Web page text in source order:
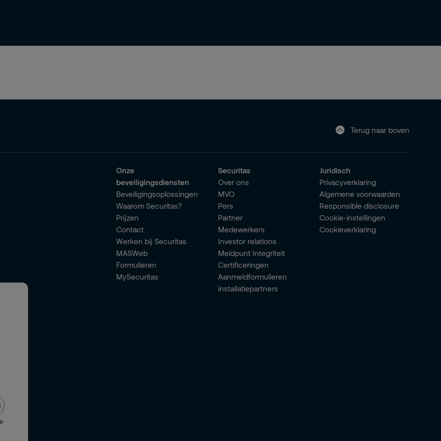
Terug naar boven
Onze
beveiligingsdiensten
Beveiligingsoplossingen
Waarom Securitas?
Prijzen
Contact
Werken bij Securitas
MASWeb
Formulieren
MySecuritas
Securitas
Over ons
MVO
Pers
Partner
Medewerkers
Investor relations
Meldpunt Integriteit
Certificeringen
Aanmeldformulieren
installatiepartners
Juridisch
Privacyverklaring
Algemene voorwaarden
Responsible disclosure
Cookie-instellingen
Cookieverklaring